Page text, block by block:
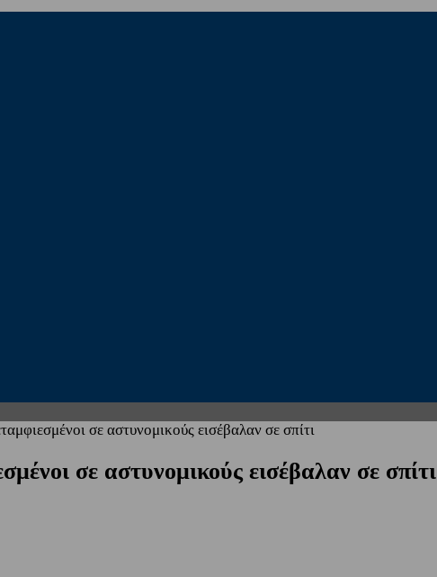
σε αστυνομικούς εισέβαλαν σε σπίτι
σε αστυνομικούς εισέβαλαν σε σπίτι